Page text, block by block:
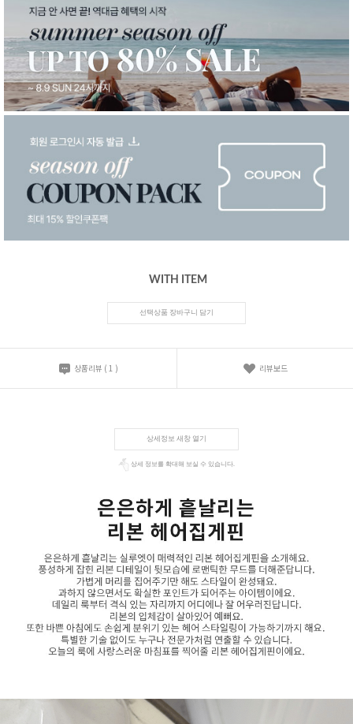
WITH ITEM
선택상품 장바구니 담기
상품리뷰 ( 1 ) 리뷰보드
상세정보 새창 열기
상세 정보를 확대해 보실 수 있습니다.